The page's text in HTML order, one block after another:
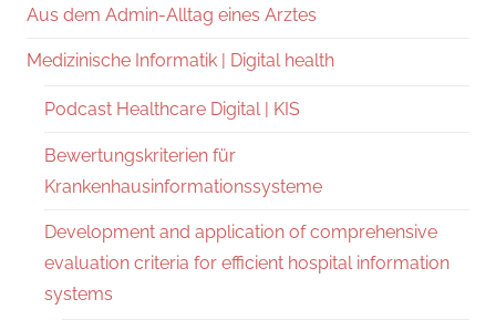
Aus dem Admin-Alltag eines Arztes
Medizinische Informatik | Digital health
Podcast Healthcare Digital | KIS
Bewertungskriterien für
Krankenhausinformationssysteme
Development and application of comprehensive
evaluation criteria for efficient hospital information
systems